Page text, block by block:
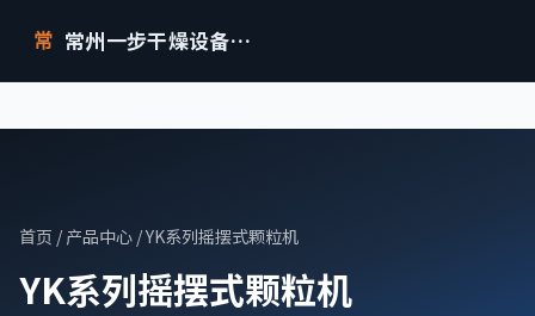
常 常州一步干燥设备有限公司
首页 / 产品中心 / YK系列摇摆式颗粒机
YK系列摇摆式颗粒机